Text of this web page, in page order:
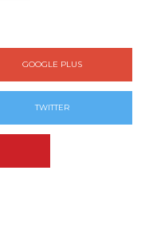
GOOGLE PLUS
TWITTER